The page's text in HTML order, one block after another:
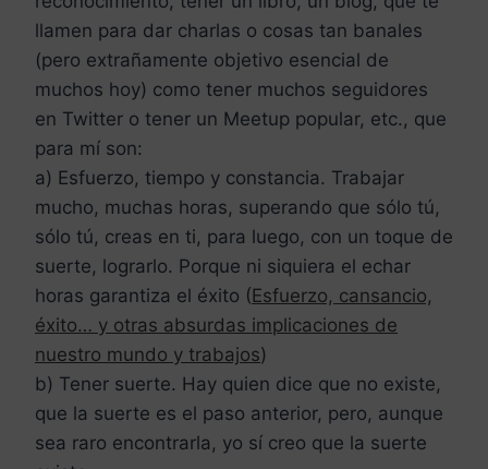
llamen para dar charlas o cosas tan banales
(pero extrañamente objetivo esencial de
muchos hoy) como tener muchos seguidores
en Twitter o tener un Meetup popular, etc., que
para mí son:
a) Esfuerzo, tiempo y constancia. Trabajar
mucho, muchas horas, superando que sólo tú,
sólo tú, creas en ti, para luego, con un toque de
suerte, lograrlo. Porque ni siquiera el echar
horas garantiza el éxito (Esfuerzo, cansancio,
éxito… y otras absurdas implicaciones de
nuestro mundo y trabajos)
b) Tener suerte. Hay quien dice que no existe,
que la suerte es el paso anterior, pero, aunque
sea raro encontrarla, yo sí creo que la suerte